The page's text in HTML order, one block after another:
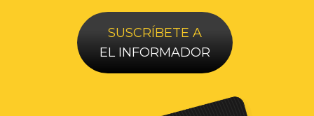
SUSCRÍBETE A
EL INFORMADOR